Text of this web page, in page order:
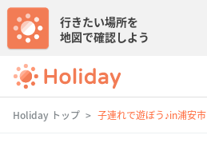
行きたい場所を
地図で確認しよう
Holiday トップ 子連れで遊ぼう♪in浦安市